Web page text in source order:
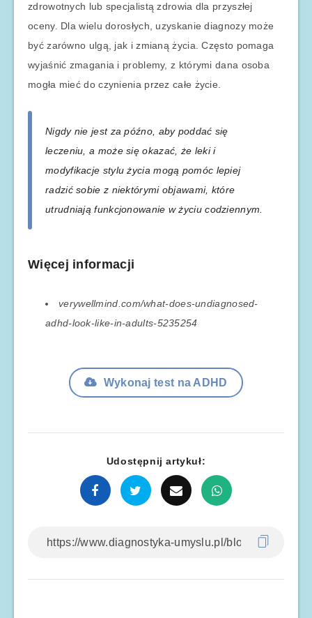
zdrowotnych lub specjalistą zdrowia dla przyszłej
oceny. Dla wielu dorosłych, uzyskanie diagnozy może
być zarówno ulgą, jak i zmianą życia. Często pomaga
wyjaśnić zmagania i problemy, z którymi dana osoba
mogła mieć do czynienia przez całe życie.
Nigdy nie jest za późno, aby poddać się
leczeniu, a może się okazać, że leki i
modyfikacje stylu życia mogą pomóc lepiej
radzić sobie z niektórymi objawami, które
utrudniają funkcjonowanie w życiu codziennym.
Więcej informacji
verywellmind.com/what-does-undiagnosed-
adhd-look-like-in-adults-5235254
Wykonaj test na ADHD
Udostępnij artykuł: